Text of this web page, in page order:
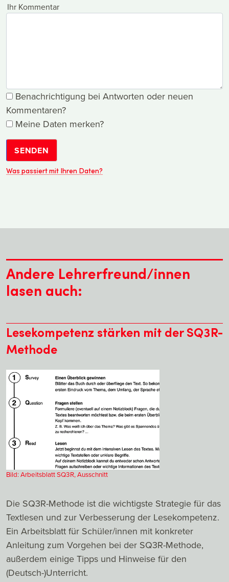
Ihr Kommentar
Benachrichtigung bei Antworten oder neuen
Kommentaren?
Meine Daten merken?
SENDEN
Was passiert mit Ihren Daten?
Andere Lehrerfreund/innen
lasen auch:
Lesekompetenz stärken mit der SQ3R-
Methode
Bild: Arbeitsblatt SQ3R, Ausschnitt
Die SQ3R-Methode ist die wichtigste Strategie für das
Textlesen und zur Verbesserung der Lesekompetenz.
Ein Arbeitsblatt für Schüler/innen mit konkreter
Anleitung zum Vorgehen bei der SQ3R-Methode,
außerdem einige Tipps und Hinweise für den
(Deutsch-)Unterricht.